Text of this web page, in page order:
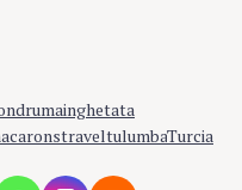
inghetata
traveltulumbaTurcia